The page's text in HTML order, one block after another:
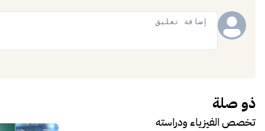
ذو صلة
تخصص الفيزياء ودراسته